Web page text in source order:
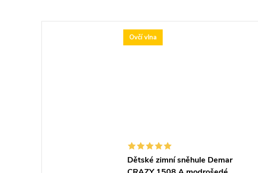
Ovčí vlna
Dětské zimní sněhule Demar